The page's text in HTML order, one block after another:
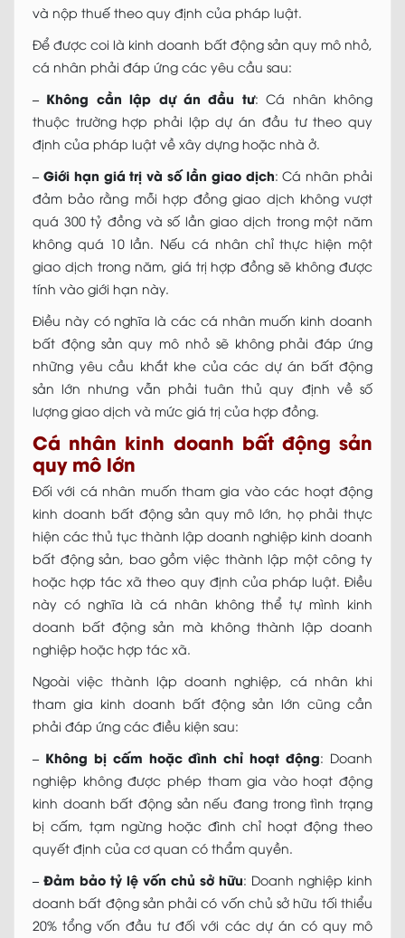
và nộp thuế theo quy định của pháp luật.
Để được coi là kinh doanh bất động sản quy mô nhỏ,
cá nhân phải đáp ứng các yêu cầu sau:
– Không cần lập dự án đầu tư: Cá nhân không
thuộc trường hợp phải lập dự án đầu tư theo quy
định của pháp luật về xây dựng hoặc nhà ở.
– Giới hạn giá trị và số lần giao dịch: Cá nhân phải
đảm bảo rằng mỗi hợp đồng giao dịch không vượt
quá 300 tỷ đồng và số lần giao dịch trong một năm
không quá 10 lần. Nếu cá nhân chỉ thực hiện một
giao dịch trong năm, giá trị hợp đồng sẽ không được
tính vào giới hạn này.
Điều này có nghĩa là các cá nhân muốn kinh doanh
bất động sản quy mô nhỏ sẽ không phải đáp ứng
những yêu cầu khắt khe của các dự án bất động
sản lớn nhưng vẫn phải tuân thủ quy định về số
lượng giao dịch và mức giá trị của hợp đồng.
Cá nhân kinh doanh bất động sản
quy mô lớn
Đối với cá nhân muốn tham gia vào các hoạt động
kinh doanh bất động sản quy mô lớn, họ phải thực
hiện các thủ tục thành lập doanh nghiệp kinh doanh
bất động sản, bao gồm việc thành lập một công ty
hoặc hợp tác xã theo quy định của pháp luật. Điều
này có nghĩa là cá nhân không thể tự mình kinh
doanh bất động sản mà không thành lập doanh
nghiệp hoặc hợp tác xã.
Ngoài việc thành lập doanh nghiệp, cá nhân khi
tham gia kinh doanh bất động sản lớn cũng cần
phải đáp ứng các điều kiện sau:
– Không bị cấm hoặc đình chỉ hoạt động: Doanh
nghiệp không được phép tham gia vào hoạt động
kinh doanh bất động sản nếu đang trong tình trạng
bị cấm, tạm ngừng hoặc đình chỉ hoạt động theo
quyết định của cơ quan có thẩm quyền.
– Đảm bảo tỷ lệ vốn chủ sở hữu: Doanh nghiệp kinh
doanh bất động sản phải có vốn chủ sở hữu tối thiểu
20% tổng vốn đầu tư đối với các dự án có quy mô